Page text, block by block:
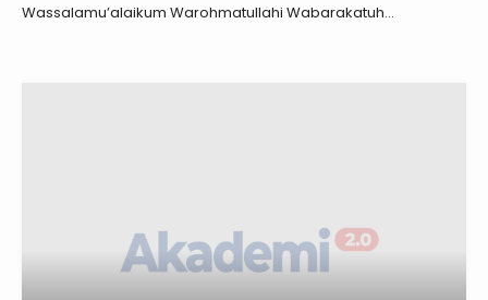
Wassalamu’alaikum Warohmatullahi Wabarakatuh…